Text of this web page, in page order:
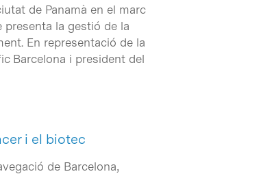
de Panamà en el marc
la gestió de la
En representació de la
Barcelona i president del
i el biotec
de Barcelona,